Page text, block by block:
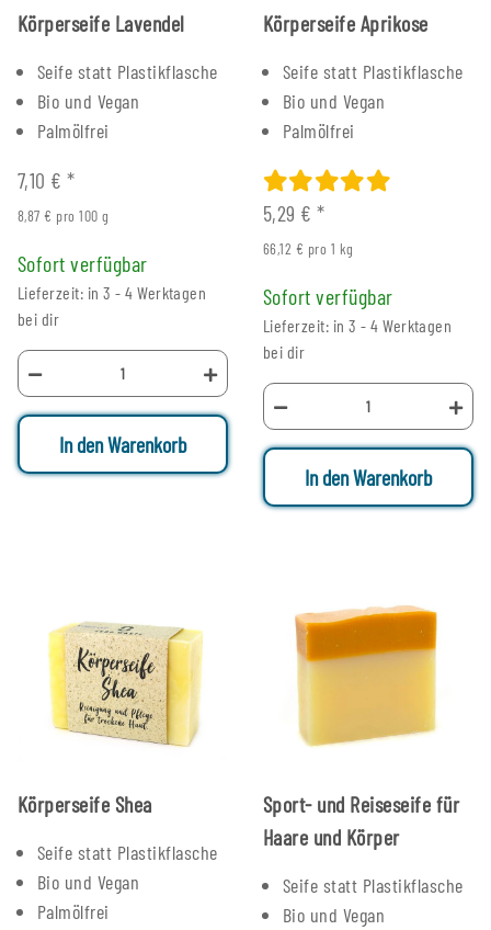
Körperseife Lavendel
Seife statt Plastikflasche
Bio und Vegan
Palmölfrei
7,10 €*
8,87 € pro 100 g
Sofort verfügbar
Lieferzeit: in 3 - 4 Werktagen
bei dir
In den Warenkorb
Körperseife Aprikose
Seife statt Plastikflasche
Bio und Vegan
Palmölfrei
5,29 €*
66,12 € pro 1 kg
Sofort verfügbar
Lieferzeit: in 3 - 4 Werktagen
bei dir
In den Warenkorb
Körperseife Shea
Seife statt Plastikflasche
Bio und Vegan
Palmölfrei
Sport- und Reiseseife für
Haare und Körper
Seife statt Plastikflasche
Bio und Vegan